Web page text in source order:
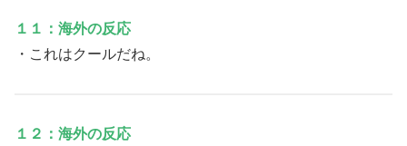
１１：海外の反応
・これはクールだね。
１２：海外の反応